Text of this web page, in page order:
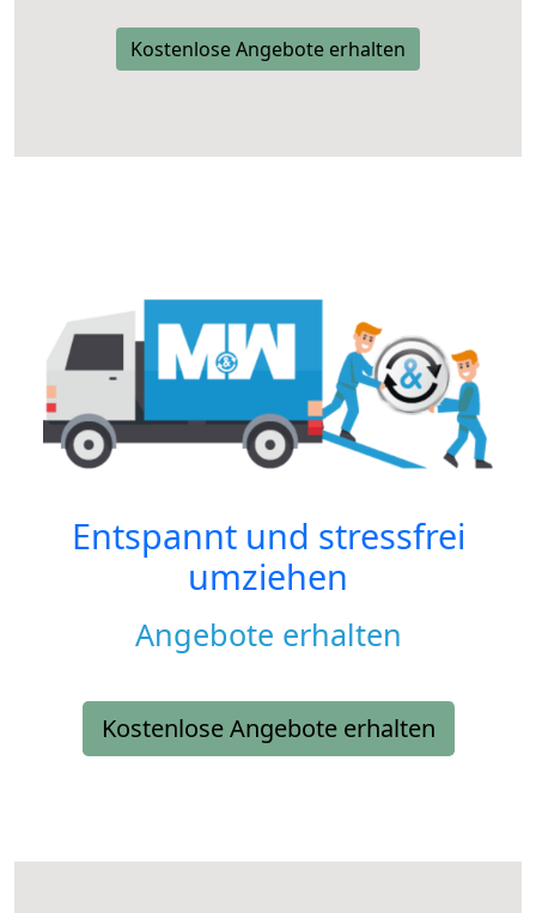
Kostenlose Angebote erhalten
Entspannt und stressfrei
umziehen
Angebote erhalten
Kostenlose Angebote erhalten